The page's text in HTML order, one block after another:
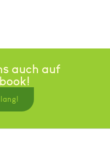
auch auf